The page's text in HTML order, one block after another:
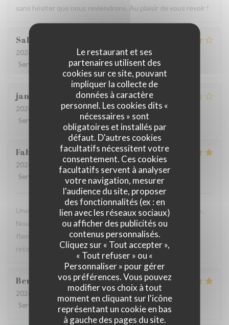
Le restaurant et ses
partenaires utilisent des
cookies sur ce site, pouvant
impliquer la collecte de
données à caractère
personnel. Les cookies dits «
nécessaires » sont
obligatoires et installés par
défaut. D'autres cookies
facultatifs nécessitent votre
consentement. Ces cookies
facultatifs servent à analyser
votre navigation, mesurer
l'audience du site, proposer
des fonctionnalités (ex : en
lien avec les réseaux sociaux)
ou afficher des publicités ou
contenus personnalisés.
Cliquez sur « Tout accepter »,
« Tout refuser » ou «
Personnaliser » pour gérer
vos préférences. Vous pouvez
modifier vos choix à tout
moment en cliquant sur l'icône
représentant un cookie en bas
à gauche des pages du site.
sans hésiter que nous reviendrons. Au plaisir de vous revoir !
Sabrina
2026-07-25
- 21:00 - Couverts 2
Service
Ambiance:4/5 Cuisine:4/5 Qualité / Prix
jan
2026-07-28
- 19:30 - Couverts 2
Service
Ambiance:3/5 Cuisine : 3/5 Qualité / Prix
Fabrice
2026-07-19
- 12:00 - Couverts 3
Service
Ambiance /5 Cuisine Qualité / Prix
Une table sympathique avec son atmosphère authentique.
Nous avons apprécié notre déjeuner (moule, carbonade,
flamiche au maroilles, etc) et le service. Pourquoi pas y
retourner lors d'un prochaine passage à Lilles.
Benjamin M
2026-07-19
- 12:30 - Couverts 2
Service
Ambiance 5 Cuisine /5 Qualité / Prix